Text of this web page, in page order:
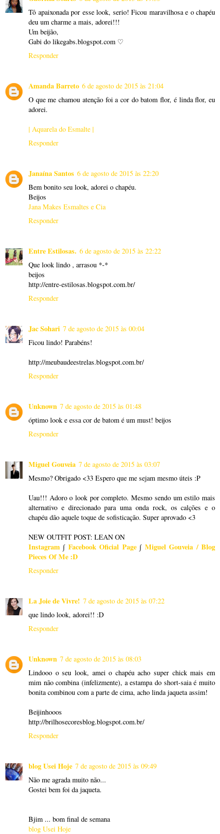
Tô apaixonada por esse look, serio! Ficou maravilhosa e o chapéu
deu um charme a mais, adorei!!!
Um beijão,
Gabi do likegabs.blogspot.com ♡
Responder
Amanda Barreto 6 de agosto de 2015 às 21:04
O que me chamou atenção foi a cor do batom flor, é linda flor, eu
adorei.
| Aquarela do Esmalte |
Responder
Janaína Santos 6 de agosto de 2015 às 22:20
Bem bonito seu look, adorei o chapéu.
Beijos
Jana Makes Esmaltes e Cia
Responder
Entre Estilosas. 6 de agosto de 2015 às 22:22
Que look lindo , arrasou *-*
beijos
http://entre-estilosas.blogspot.com.br/
Responder
Jac Sohari 7 de agosto de 2015 às 00:04
Ficou lindo! Parabéns!
http://meubaudeestrelas.blogspot.com.br/
Responder
Unknown 7 de agosto de 2015 às 01:48
óptimo look e essa cor de batom é um must! beijos
Responder
Miguel Gouveia 7 de agosto de 2015 às 03:07
Mesmo? Obrigado <33 Espero que me sejam mesmo úteis :P
Uau!!! Adoro o look por completo. Mesmo sendo um estilo mais
alternativo e direcionado para uma onda rock, os calções e o
chapéu dão aquele toque de sofisticação. Super aprovado <3
NEW OUTFIT POST: LEAN ON
Instagram ∫ Facebook Oficial Page∫ Miguel Gouveia / Blog
Pieces Of Me :D
Responder
La Joie de Vivre! 7 de agosto de 2015 às 07:22
que lindo look, adorei!! :D
Responder
Unknown 7 de agosto de 2015 às 08:03
Lindooo o seu look, amei o chapéu acho super chick mais em
mim não combina (infelizmente), a estampa do short-saia é muito
bonita combinou com a parte de cima, acho linda jaqueta assim!
Beijinhooos
http://brilhosecoresblog.blogspot.com.br/
Responder
blog Usei Hoje 7 de agosto de 2015 às 09:49
Não me agrada muito não...
Gostei bem foi da jaqueta.
Bjim ... bom final de semana
blog Usei Hoje